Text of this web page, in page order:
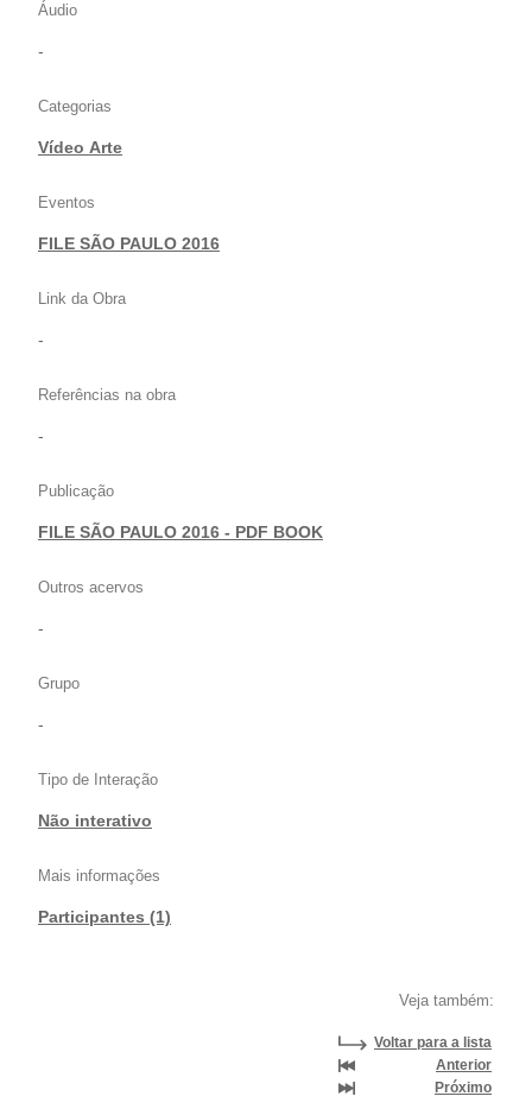
Áudio
-
Categorias
Vídeo Arte
Eventos
FILE SÃO PAULO 2016
Link da Obra
-
Referências na obra
-
Publicação
FILE SÃO PAULO 2016 - PDF BOOK
Outros acervos
-
Grupo
-
Tipo de Interação
Não interativo
Mais informações
Participantes (1)
Veja também:
Voltar para a lista
Anterior
Próximo